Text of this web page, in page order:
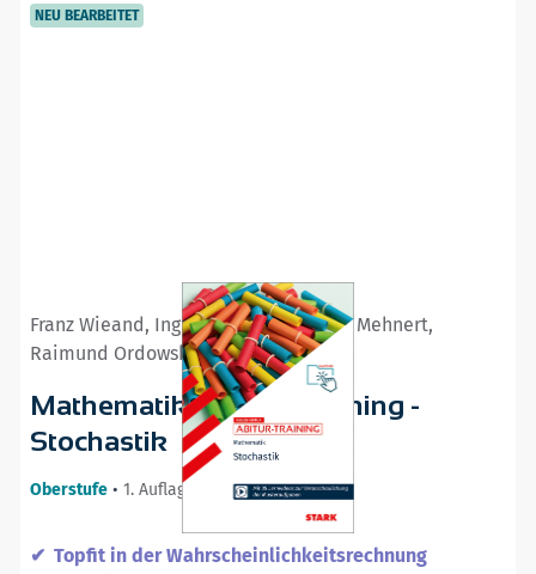
NEU BEARBEITET
Franz Wieand, Ingeborg Goller, Jürgen Mehnert,
Raimund Ordowski
Mathematik - Abitur-Training -
Stochastik
Oberstufe • 1. Auflage / 02.10.25
Topfit in der Wahrscheinlichkeitsrechnung